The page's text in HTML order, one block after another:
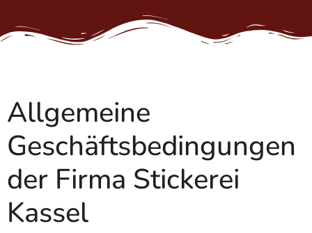
Allgemeine
Geschäftsbedingungen
der Firma Stickerei
Kassel